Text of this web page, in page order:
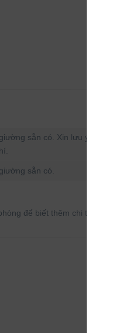
sẵn có. Xin lưu ý, nếu
sẵn có.
để biết thêm chi tiết.